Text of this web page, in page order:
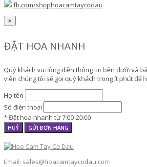
fb.com/shophoacamtaycodau
×
ĐẶT HOA NHANH
Quý khách vui lòng điền thông tin bên dưới và
viên chúng tôi sẽ gọi quý khách trong ít phút để
Họ tên
Số điện thoại
* Đặt hoa nhanh từ 7:00-20:00
HUỶ GỬI ĐƠN HÀNG
Email: sales@hoacamtaycodau.com